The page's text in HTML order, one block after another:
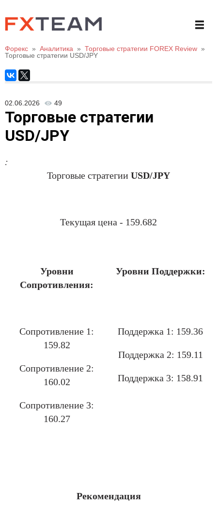
Форекс » Аналитика » Торговые стратегии FOREX Review »
Торговые стратегии USD/JPY
02.06.2026 49
Торговые стратегии
USD/JPY
:
Торговые стратегии USD/JPY
Текущая цена - 159.682
Уровни
Сопротивления:
Уровни Поддержки:
Сопротивление 1:
159.82
Сопротивление 2:
160.02
Сопротивление 3:
160.27
Поддержка 1: 159.36
Поддержка 2: 159.11
Поддержка 3: 158.91
Рекомендация